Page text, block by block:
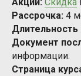
Рассрочка: 4
Длительность
Документ
информации.
Страница